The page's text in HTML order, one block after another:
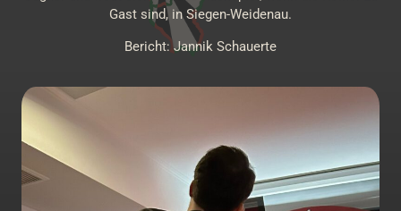
Gast sind, in Siegen-Weidenau.
Bericht: Jannik Schauerte